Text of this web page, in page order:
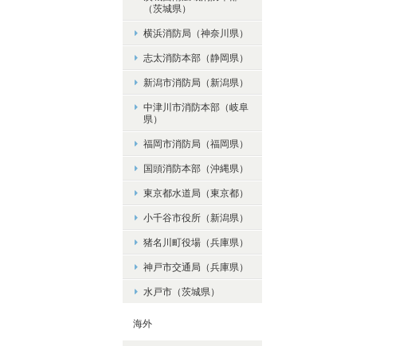
（茨城県）
横浜消防局（神奈川県）
志太消防本部（静岡県）
新潟市消防局（新潟県）
中津川市消防本部（岐阜
県）
福岡市消防局（福岡県）
国頭消防本部（沖縄県）
東京都水道局（東京都）
小千谷市役所（新潟県）
猪名川町役場（兵庫県）
神戸市交通局（兵庫県）
水戸市（茨城県）
海外